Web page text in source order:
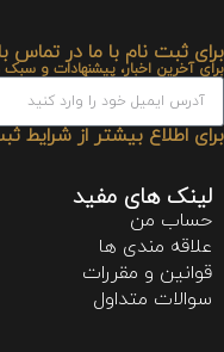
برای ثبت نام با ما در تماس
برای آخرین اخبار، پیشنهادات و سبک
برای اطلاع بیشتر از شرایط
لینک های مفید
حساب من
علاقه مندی ها
قوانین و مقررات
سوالات متداول